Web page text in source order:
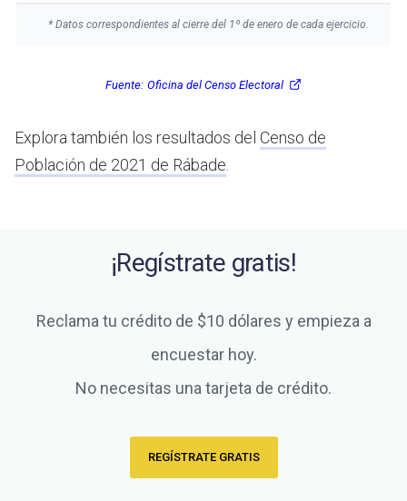
* Datos correspondientes al cierre del 1º de enero de cada ejercicio.
Fuente: Oficina del Censo Electoral
Explora también los resultados del Censo de
Población de 2021 de Rábade
¡Regístrate gratis!
Reclama tu crédito de $10 dólares y empieza a
encuestar hoy.
No necesitas una tarjeta de crédito.
REGÍSTRATE GRATIS